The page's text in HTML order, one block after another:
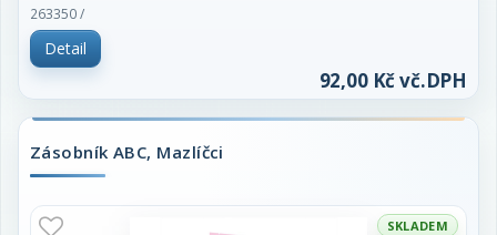
263350 /
Detail
92,00 Kč vč.DPH
Zásobník ABC, Mazlíčci
SKLADEM